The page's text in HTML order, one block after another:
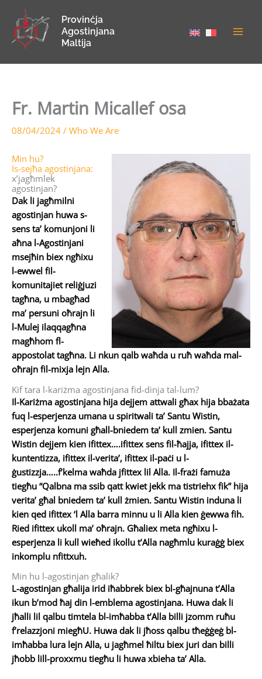
content
Provinċja
Agostinjana
Maltija
Fr. Martin Micallef osa
08/04/2024 / Who We Are
Min hu?
Is-sejħa agostinjana:
x’jagħmlek
agostinjan?
Dak li jagħmilni
agostinjan huwa s-
sens ta’ komunjoni li
aħna l-Agostinjani
msejħin biex ngħixu
l-ewwel fil-
komunitajiet reliġjuzi
tagħna, u mbagħad
ma’ persuni oħrajn li
l-Mulej ilaqqagħna
magħhom fl-
appostolat tagħna. Li nkun qalb waħda u ruħ waħda mal-
oħrajn fil-mixja lejn Alla.
Kif tara l-kariżma agostinjana fid-dinja tal-lum?
Il-Kariżma agostinjana hija dejjem attwali għax hija bbażata
fuq l-esperjenza umana u spiritwali ta’ Santu Wistin,
esperjenza komuni għall-bniedem ta’ kull zmien. Santu
Wistin dejjem kien ifittex….ifittex sens fil-ħajja, ifittex il-
kuntentizza, ifittex il-verita’, ifittex il-paċi u l-
ġustizzja…..f’kelma waħda jfittex lil Alla. Il-frażi famuża
tiegħu “Qalbna ma ssib qatt kwiet jekk ma tistriehx fik” hija
verita’ għal bniedem ta’ kull żmien. Santu Wistin induna li
kien qed ifittex ‘l Alla barra minnu u li Alla kien ġewwa fih.
Ried ifittex ukoll ma’ oħrajn. Għaliex meta ngħixu l-
esperjenza li kull wieħed ikollu t’Alla nagħmlu kuraġġ biex
inkomplu nfittxuh.
Min hu l-agostinjan għalik?
L-agostinjan għalija irid iħabbrek biex bl-għajnuna t’Alla
ikun b’mod ħaj din l-emblema agostinjana. Huwa dak li
jħalli lil qalbu timtela bl-imħabba t’Alla billi jzomm ruħu
f’relazzjoni miegħU. Huwa dak li jħoss qalbu tħeġġeġ bl-
imħabba lura lejn Alla, u jagħmel ħiltu biex juri dan billi
jħobb lill-proxxmu tiegħu li huwa xbieha ta’ Alla.